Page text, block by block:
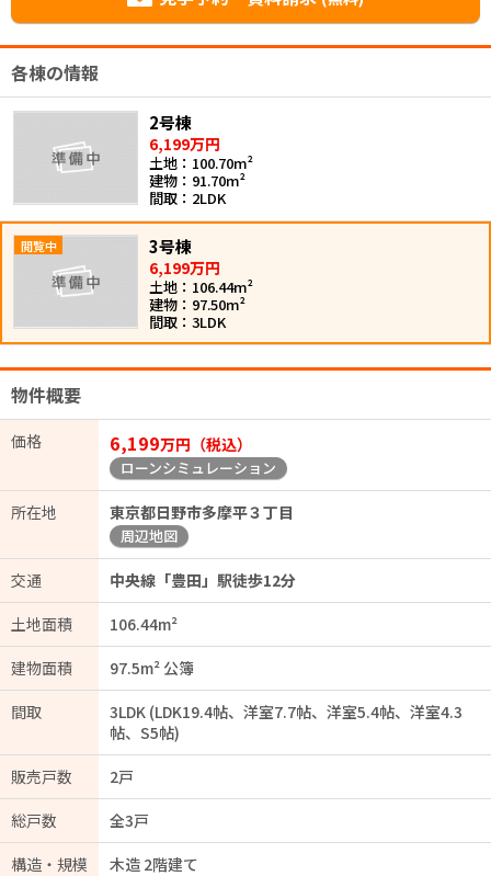
各棟の情報
2号棟
6,199万円
土地：100.70m²
建物：91.70m²
間取：2LDK
3号棟
6,199万円
土地：106.44m²
建物：97.50m²
間取：3LDK
物件概要
価格 6,199万円（税込）
ローンシミュレーション
所在地 東京都日野市多摩平３丁目
周辺地図
交通
中央線「豊田」駅徒歩12分
土地面積
106.44m²
建物面積
97.5m² 公簿
間取
3LDK (LDK19.4帖、洋室7.7帖、洋室5.4帖、洋室4.3
帖、S5帖)
販売戸数
2戸
総戸数
全3戸
構造・規模
木造 2階建て